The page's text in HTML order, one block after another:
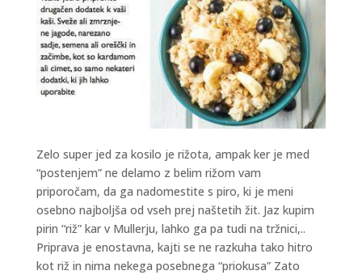
Zelo super jed za kosilo je rižota, ampak ker je med
“postenjem” ne delamo z belim rižom vam
priporočam, da ga nadomestite s piro, ki je meni
osebno najboljša od vseh prej naštetih žit. Jaz kupim
pirin “riž” kar v Mullerju, lahko ga pa tudi na tržnici,..
Priprava je enostavna, kajti se ne razkuha tako hitro
kot riž in nima nekega posebnega “priokusa” Zato